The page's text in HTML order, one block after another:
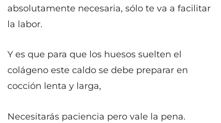
absolutamente necesaria, sólo te va a facilitar
la labor.
Y es que para que los huesos suelten el
colágeno este caldo se debe preparar en
cocción lenta y larga,
Necesitarás paciencia pero vale la pena.